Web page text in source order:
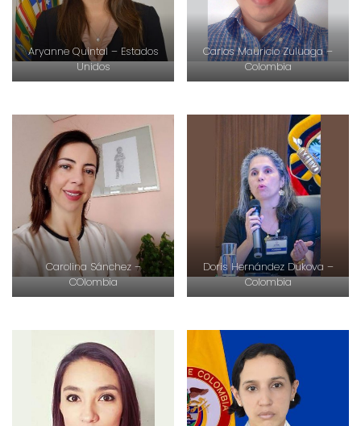
Aryanne Quintal – Estados
Unidos
Carlos Mauricio Zuluaga –
Colombia
Carolina Sánchez –
COlombia
Doris Hernández Dukova –
Colombia